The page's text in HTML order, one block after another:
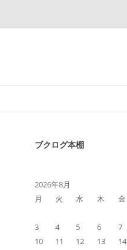
ブクログ本棚
2026年8月
月
火 水 木 金
3
4 5 6 7
10
11 12 13 14